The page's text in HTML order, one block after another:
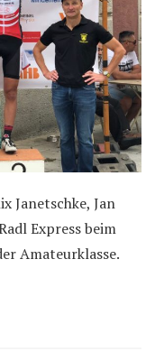
Janetschke, Jan
Express beim
Amateurklasse.